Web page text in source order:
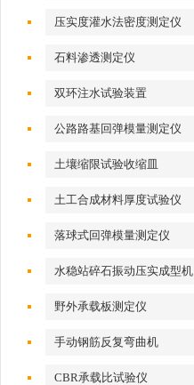
压实度灌水法密度测定仪
石料渗透测定仪
双环注水试验装置
公路路基回弹模量测定仪
土壤缩限试验收缩皿
土工合成材料厚度试验仪
落球式回弹模量测定仪
水稳站碎石振动压实成型机
野外承载板测定仪
手动钢筋反复弯曲机
CBR承载比试验仪